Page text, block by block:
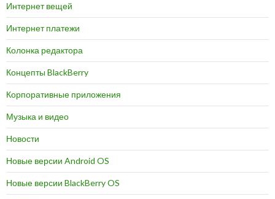
Интернет вещей
Интернет платежи
Колонка редактора
Концепты BlackBerry
Корпоративные приложения
Музыка и видео
Новости
Новые версии Android OS
Новые версии BlackBerry OS